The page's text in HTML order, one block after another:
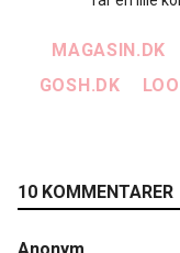
MAGASIN.DK
GOSH.DK
10 KOMMENTARER